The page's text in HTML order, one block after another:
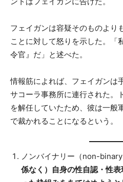
フェイガンは容疑そのものより
ことに対して怒りを示した。「
令官』だ」と述べた。
情報筋によれば、フェイガンは
サコーラ事務所に連行された。
を解任していたため、彼は一般
で裁かれることになるという。
ノンバイナリー（non-binary
係なく）自身の性自認・性